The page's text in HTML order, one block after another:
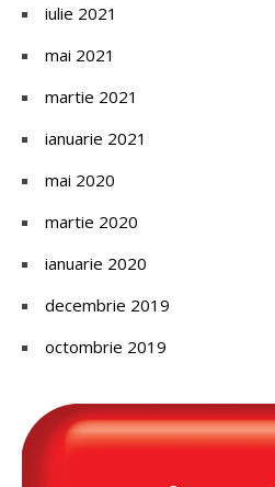
iulie 2021
mai 2021
martie 2021
ianuarie 2021
mai 2020
martie 2020
ianuarie 2020
decembrie 2019
octombrie 2019